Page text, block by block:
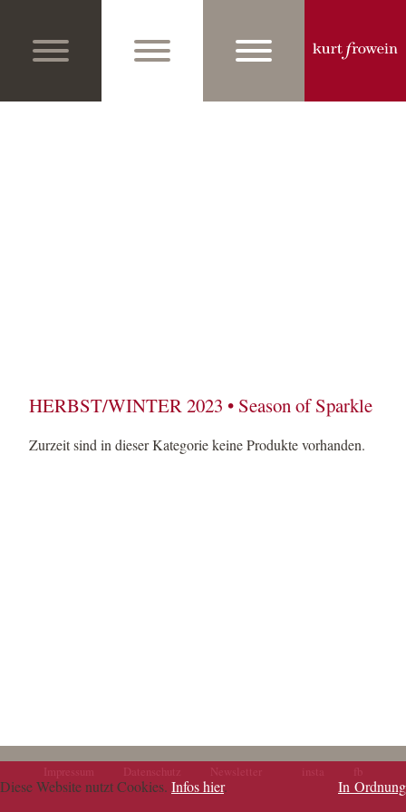
HERBST/WINTER 2023 • Season of Sparkle
Zurzeit sind in dieser Kategorie keine Produkte vorhanden.
Navigation
Impressum Datenschutz Newsletter
Navigation
insta fb
Diese Website nutzt Cookies. Infos hier. In Ordnung